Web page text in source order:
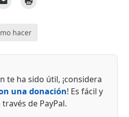
hacer
te ha sido útil, ¡considera
una donación! Es fácil y
de PayPal.